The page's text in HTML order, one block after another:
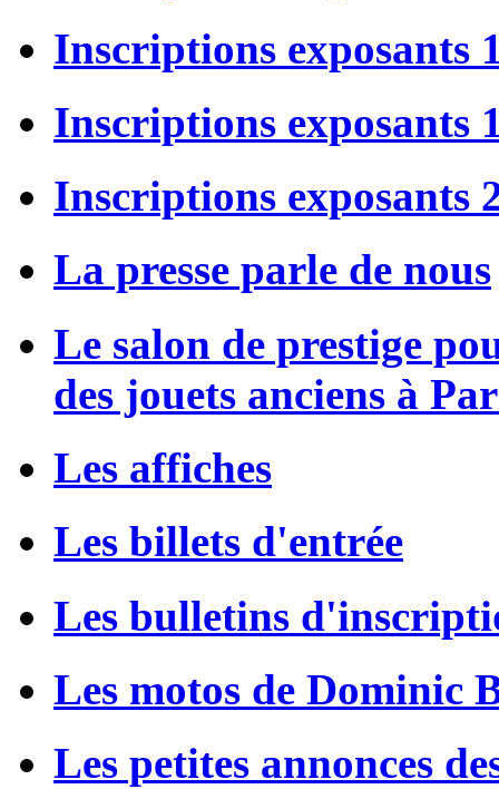
Inscriptions exposants
Inscriptions exposants
Inscriptions exposants
La presse parle de nous
Le salon de prestige
des jouets anciens à
Les affiches
Les billets d'entrée
Les bulletins
Les motos de Dominic
Les petites annonces